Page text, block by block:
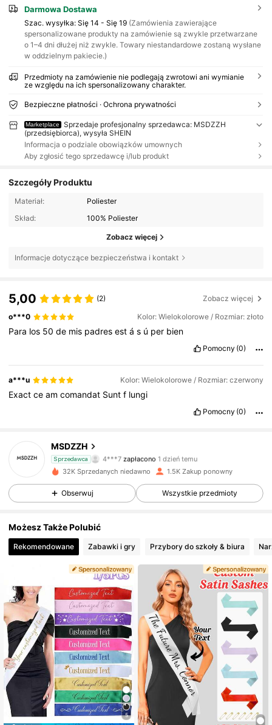
Darmowa Dostawa
Szac. wysyłka: Się 14 - Się 19 (Zamówienia zawierające
spersonalizowane produkty na zamówienie są zwykle przetwarzane
o 1–4 dni dłużej niż zwykle. Towary niestandardowe zostaną wysłane
w oddzielnym pakiecie.)
Przedmioty na zamówienie nie podlegają zwrotowi ani wymianie
ze względu na ich spersonalizowany charakter.
Bezpieczne płatności · Ochrona prywatności
Marketplace
Sprzedaje profesjonalny sprzedawca: MSDZZH
(przedsiębiorca), wysyła SHEIN
Informacja o podziale obowiązków umownych
Aby zgłosić tego sprzedawcę i/lub produkt
Szczegóły Produktu
Materiał:
Poliester
Skład:
100% Poliester
Zobacz więcej
Informacje dotyczące bezpieczeństwa i kontakt
5,00 (2) Zobacz więcej
o***0 Kolor: Wielokolorowe / Rozmiar: złoto
Para los 50de mis padresestás ú per bien
Pomocny (0)
a***u Kolor: Wielokolorowe / Rozmiar: czerwony
Exactceamcomandat Suntf lungi
Pomocny (0)
MSDZZH
Sprzedawca
4***7 zapłacono 1 dzień temu
514 Obserwujący
4,64
4,64 514 Obserwujący
4,64 514 Obserwujący
4,64 514 Obserwujący
4,64 514 Obserwujący
32K Sprzedanych niedawno 1.5K Zakup ponowny
Obserwuj Wszystkie przedmioty
Możesz Także Polubić
Rekomendowane Zabawki i gry Przybory do szkoły & biura
5